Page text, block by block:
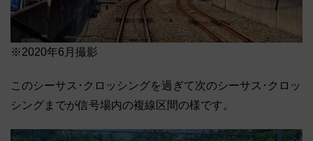
※2020年6月撮影
このシーサス･クロッシングを過ぎて次のシーサス･クロッ
シングまでが信号場内の複線区間の様です。